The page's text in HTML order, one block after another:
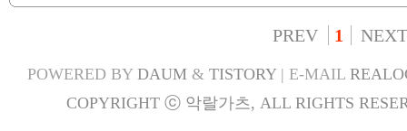
PREV 1 NEXT
POWERED BY DAUM& TISTORY| E-MAIL
COPYRIGHT ⓒ 악랄가츠, ALL RIGHTS